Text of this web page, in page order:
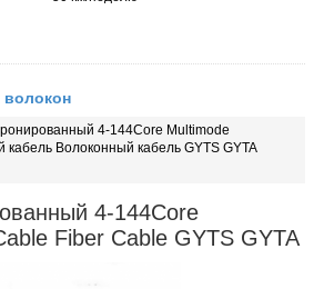
волокон
4-144Core Multimode
кабель Волоконный кабель GYTS GYTA
4-144Core
Fiber Cable GYTS GYTA